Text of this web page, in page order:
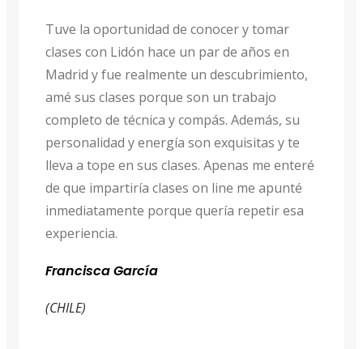
Tuve la oportunidad de conocer y tomar
clases con Lidón hace un par de años en
Madrid y fue realmente un descubrimiento,
amé sus clases porque son un trabajo
completo de técnica y compás. Además, su
personalidad y energía son exquisitas y te
lleva a tope en sus clases. Apenas me enteré
de que impartiría clases on line me apunté
inmediatamente porque quería repetir esa
experiencia.
Francisca García
(CHILE)